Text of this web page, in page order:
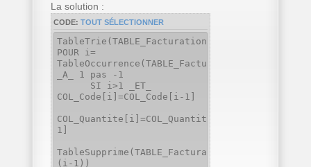
La solution :
CODE: TOUT SÉLECTIONNER
TableTrie(TABLE_Facturation,COL_Code..Nom)
POUR i=
TableOccurrence(TABLE_Facturation)
_A_ 1 pas -1
SI i>1 _ET_
COL_Code[i]=COL_Code[i-1]
1]
TableSupprime(TABLE_Facturation,
(i-1))